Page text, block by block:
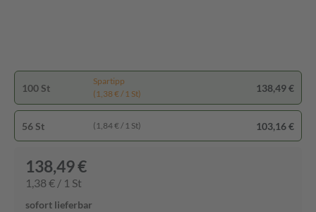
100 St
Spartipp
(1,38 € / 1 St)
138,49 €
56 St (1,84 € / 1 St) 103,16 €
138,49 €
1,38 € / 1 St
sofort lieferbar